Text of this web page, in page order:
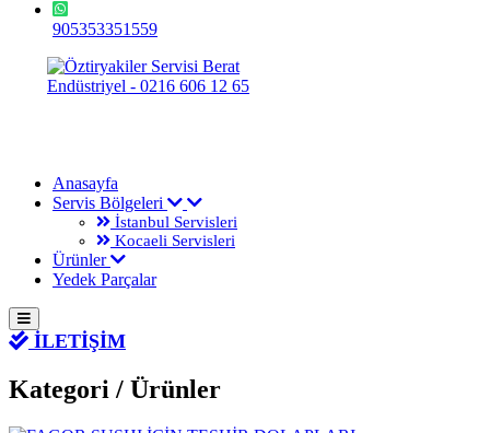
905353351559
Anasayfa
Servis Bölgeleri
İstanbul Servisleri
Kocaeli Servisleri
Ürünler
Yedek Parçalar
İLETİŞİM
Kategori / Ürünler